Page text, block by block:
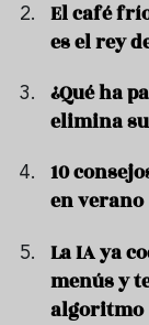
El café
es el rey
¿Qué ha
elimina
10
en verano
La IA ya
menús y
algoritmo